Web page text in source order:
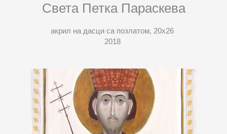
Света Петка Параскева
акрил на дасци са позлатом, 20x26
2018